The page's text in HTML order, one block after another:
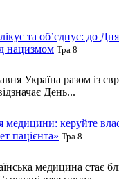
та об’єднує: до Дня
нацизмом Тра 8
Україна разом із
День...
медицини: керуйте
пацієнта» Тра 8
медицина стає